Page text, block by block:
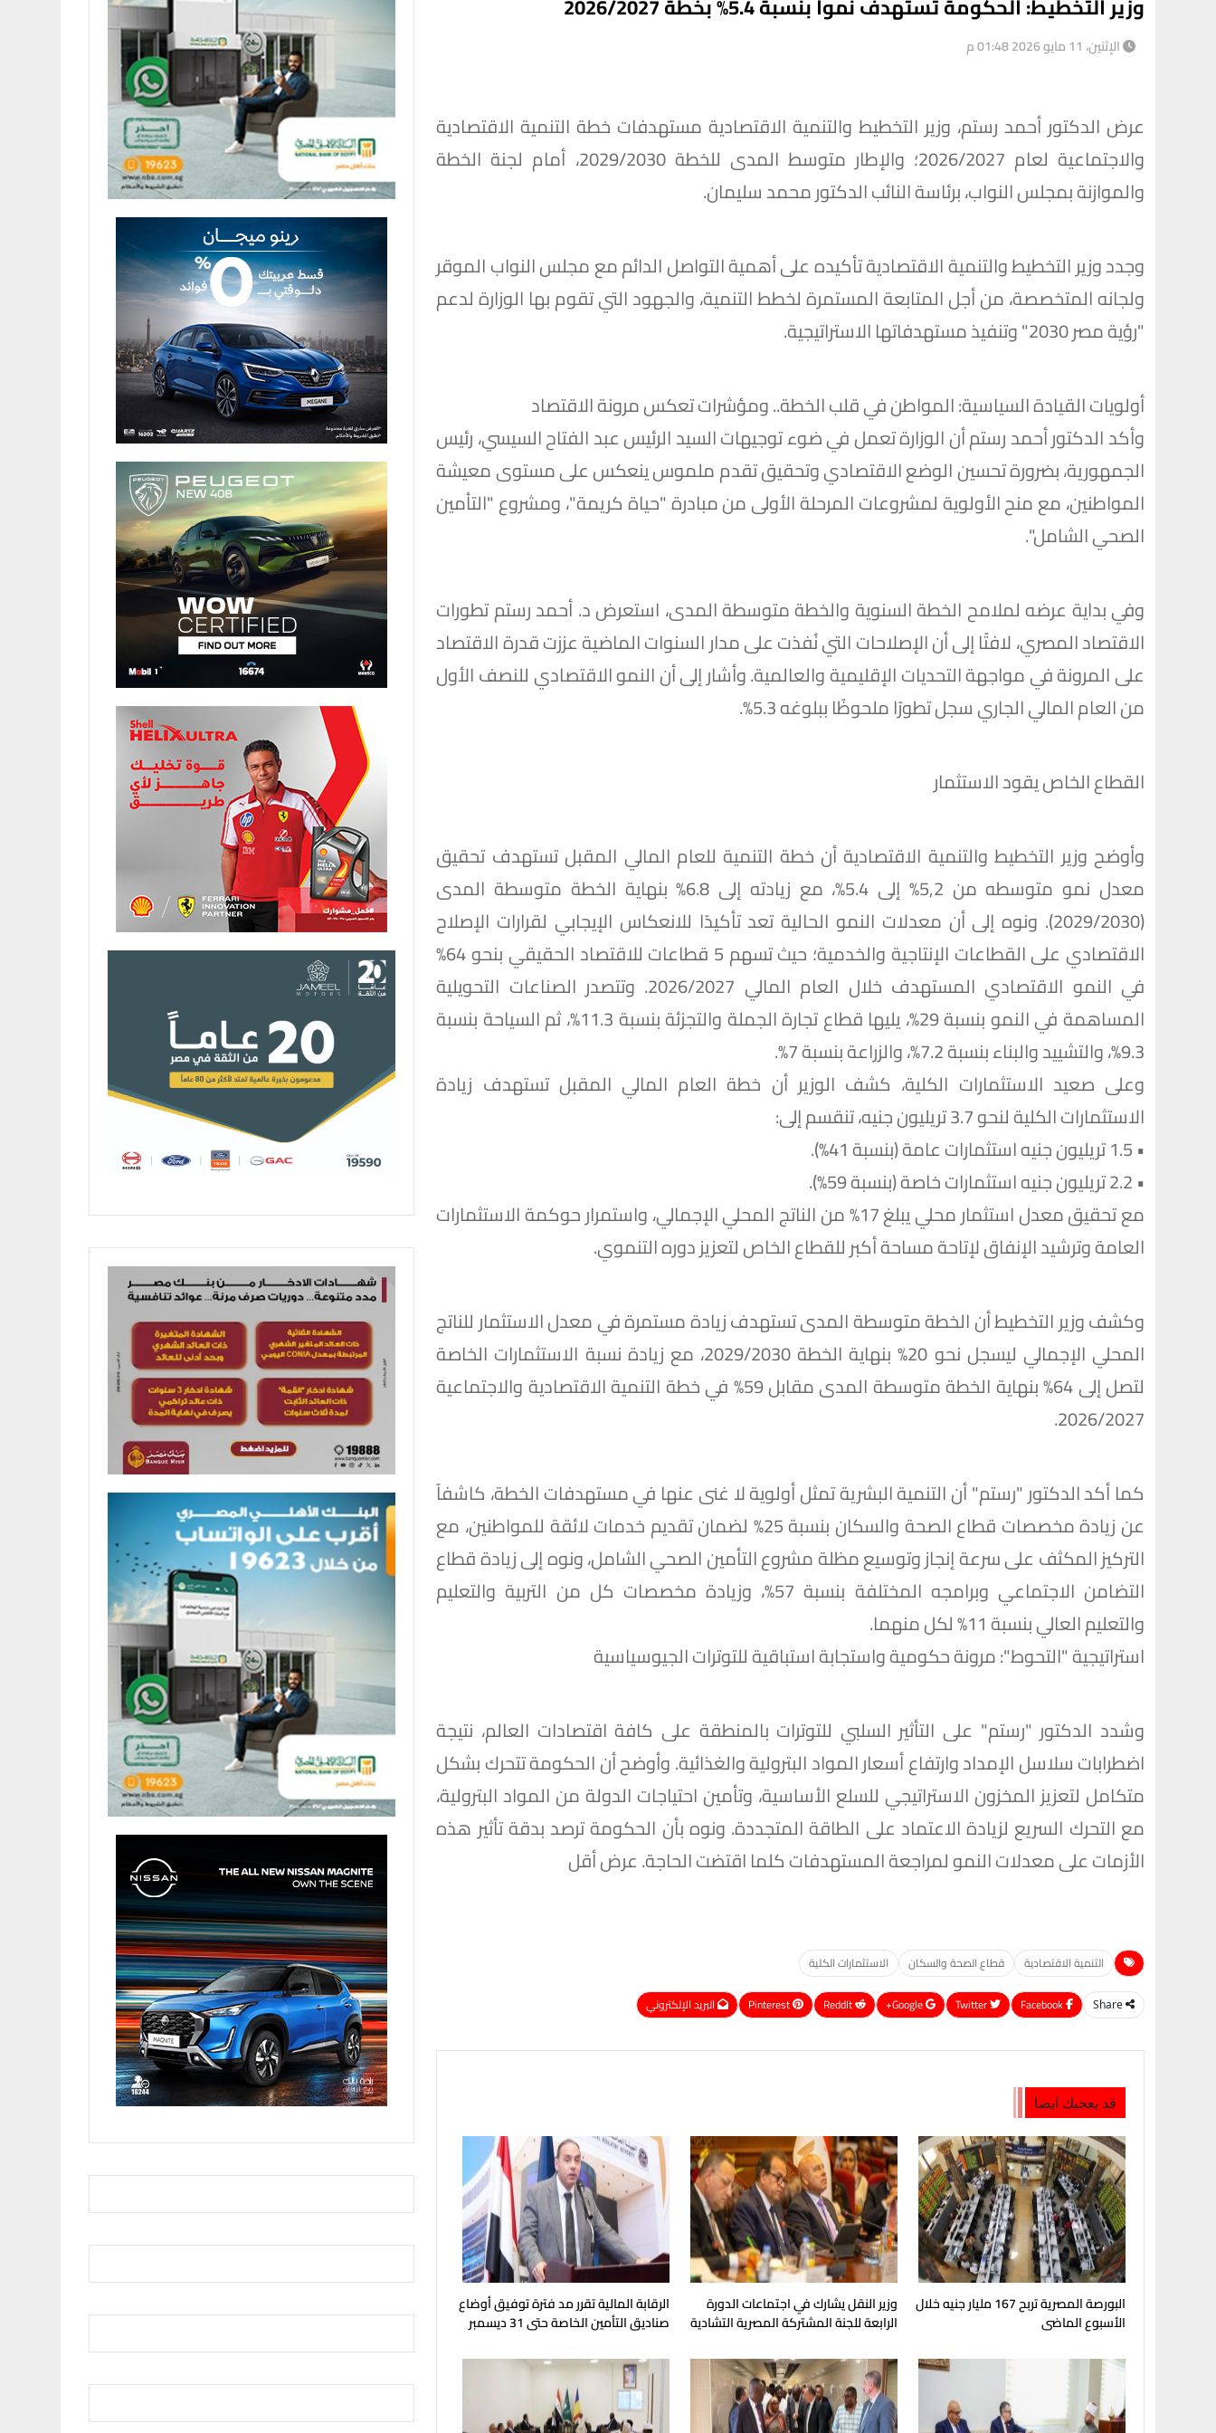
الإثنين، 11 مايو 2026 01:48 م
عرض الدكتور أحمد رستم، وزير التخطيط والتنمية الاقتصادية مستهدفات خطة التنمية الاقتصادية
والاجتماعية لعام 2026/2027؛ والإطار متوسط المدى للخطة 2029/2030، أمام لجنة الخطة
والموازنة بمجلس النواب، برئاسة النائب الدكتور محمد سليمان.
وجدد وزير التخطيط والتنمية الاقتصادية تأكيده على أهمية التواصل الدائم مع مجلس النواب الموقر
ولجانه المتخصصة، من أجل المتابعة المستمرة لخطط التنمية، والجهود التي تقوم بها الوزارة لدعم
"رؤية مصر 2030" وتنفيذ مستهدفاتها الاستراتيجية.
أولويات القيادة السياسية: المواطن في قلب الخطة.. ومؤشرات تعكس مرونة الاقتصاد
وأكد الدكتور أحمد رستم أن الوزارة تعمل في ضوء توجيهات السيد الرئيس عبد الفتاح السيسي، رئيس
الجمهورية، بضرورة تحسين الوضع الاقتصادي وتحقيق تقدم ملموس ينعكس على مستوى معيشة
المواطنين، مع منح الأولوية لمشروعات المرحلة الأولى من مبادرة "حياة كريمة"، ومشروع "التأمين
الصحي الشامل".
وفي بداية عرضه لملامح الخطة السنوية والخطة متوسطة المدى، استعرض د. أحمد رستم تطورات
الاقتصاد المصري، لافتًا إلى أن الإصلاحات التي نُفذت على مدار السنوات الماضية عززت قدرة الاقتصاد
على المرونة في مواجهة التحديات الإقليمية والعالمية. وأشار إلى أن النمو الاقتصادي للنصف الأول
من العام المالي الجاري سجل تطورًا ملحوظًا ببلوغه 5.3%.
القطاع الخاص يقود الاستثمار
وأوضح وزير التخطيط والتنمية الاقتصادية أن خطة التنمية للعام المالي المقبل تستهدف تحقيق
معدل نمو متوسطه من 5,2% إلى 5.4%، مع زيادته إلى 6.8% بنهاية الخطة متوسطة المدى
(2029/2030). ونوه إلى أن معدلات النمو الحالية تعد تأكيدًا للانعكاس الإيجابي لقرارات الإصلاح
الاقتصادي على القطاعات الإنتاجية والخدمية؛ حيث تسهم 5 قطاعات للاقتصاد الحقيقي بنحو 64%
في النمو الاقتصادي المستهدف خلال العام المالي 2026/2027. وتتصدر الصناعات التحويلية
المساهمة في النمو بنسبة 29%، يليها قطاع تجارة الجملة والتجزئة بنسبة 11.3%، ثم السياحة بنسبة
9.3%، والتشييد والبناء بنسبة 7.2%، والزراعة بنسبة 7%.
وعلى صعيد الاستثمارات الكلية، كشف الوزير أن خطة العام المالي المقبل تستهدف زيادة
الاستثمارات الكلية لنحو 3.7 تريليون جنيه، تنقسم إلى:
• 1.5 تريليون جنيه استثمارات عامة (بنسبة 41%).
• 2.2 تريليون جنيه استثمارات خاصة (بنسبة 59%).
مع تحقيق معدل استثمار محلي يبلغ 17% من الناتج المحلي الإجمالي، واستمرار حوكمة الاستثمارات
العامة وترشيد الإنفاق لإتاحة مساحة أكبر للقطاع الخاص لتعزيز دوره التنموي.
وكشف وزير التخطيط أن الخطة متوسطة المدى تستهدف زيادة مستمرة في معدل الاستثمار للناتج
المحلي الإجمالي ليسجل نحو 20% بنهاية الخطة 2029/2030، مع زيادة نسبة الاستثمارات الخاصة
لتصل إلى 64% بنهاية الخطة متوسطة المدى مقابل 59% في خطة التنمية الاقتصادية والاجتماعية
2026/2027.
كما أكد الدكتور "رستم" أن التنمية البشرية تمثل أولوية لا غنى عنها في مستهدفات الخطة، كاشفاً
عن زيادة مخصصات قطاع الصحة والسكان بنسبة 25% لضمان تقديم خدمات لائقة للمواطنين، مع
التركيز المكثف على سرعة إنجاز وتوسيع مظلة مشروع التأمين الصحي الشامل، ونوه إلى زيادة قطاع
التضامن الاجتماعي وبرامجه المختلفة بنسبة 57%، وزيادة مخصصات كل من التربية والتعليم
والتعليم العالي بنسبة 11% لكل منهما.
استراتيجية "التحوط": مرونة حكومية واستجابة استباقية للتوترات الجيوسياسية
وشدد الدكتور "رستم" على التأثير السلبي للتوترات بالمنطقة على كافة اقتصادات العالم، نتيجة
اضطرابات سلاسل الإمداد وارتفاع أسعار المواد البترولية والغذائية. وأوضح أن الحكومة تتحرك بشكل
متكامل لتعزيز المخزون الاستراتيجي للسلع الأساسية، وتأمين احتياجات الدولة من المواد البترولية،
مع التحرك السريع لزيادة الاعتماد على الطاقة المتجددة. ونوه بأن الحكومة ترصد بدقة تأثير هذه
الأزمات على معدلات النمو لمراجعة المستهدفات كلما اقتضت الحاجة. عرض أقل
التنمية الاقتصادية قطاع الصحة والسكان الاستثمارات الكلية
Share
Google+
ReddIt
Pinterest البريد الإلكتروني
قد يعجبك ايضا
البورصة المصرية تربح 167 مليار جنيه خلال
الأسبوع الماضى
وزير النقل يشارك في اجتماعات الدورة
الرابعة للجنة المشتركة المصرية التشادية
الرقابة المالية تقرر مد فترة توفيق أوضاع
صناديق التأمين الخاصة حتى 31 ديسمبر